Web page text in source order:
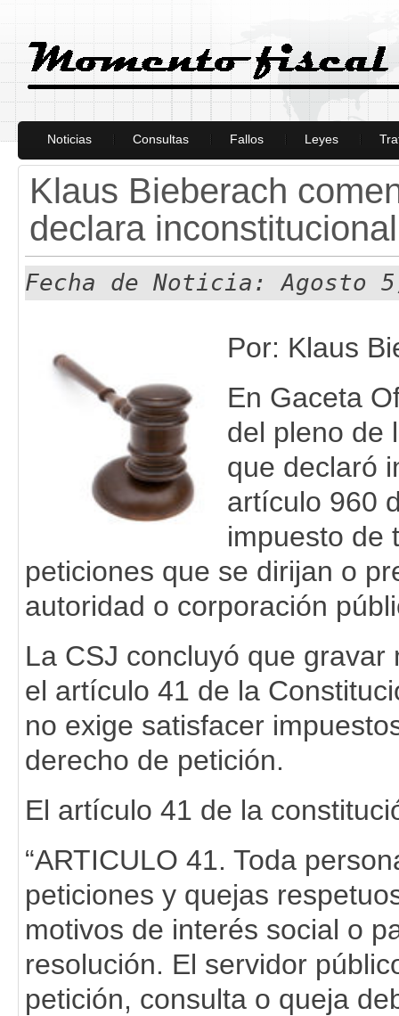
Noticias Consultas Fallos Leyes
Klaus Bieberach
declara
Fecha de Noticia: Agosto
Por: Klaus
En Gaceta
del pleno de
que declaró
artículo 960
impuesto de
peticiones que se dirijan o
autoridad o corporación
La CSJ concluyó que
el artículo 41 de la
no exige satisfacer
derecho de petición.
El artículo 41 de la
“ARTICULO 41. Toda
peticiones y quejas
motivos de interés social o
resolución. El servidor
petición, consulta o queja